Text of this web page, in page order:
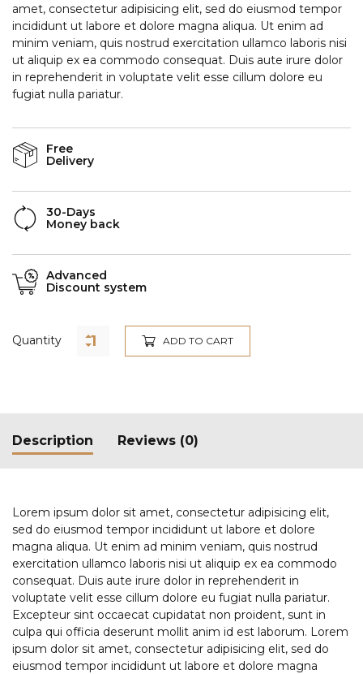
amet, consectetur adipisicing elit, sed do eiusmod tempor
incididunt ut labore et dolore magna aliqua. Ut enim ad
minim veniam, quis nostrud exercitation ullamco laboris nisi
ut aliquip ex ea commodo consequat. Duis aute irure dolor
in reprehenderit in voluptate velit esse cillum dolore eu
fugiat nulla pariatur.
Free
Delivery
30-Days
Money back
Advanced
Discount system
Quantity ADD TO CART
Description Reviews (0)
Lorem ipsum dolor sit amet, consectetur adipisicing elit,
sed do eiusmod tempor incididunt ut labore et dolore
magna aliqua. Ut enim ad minim veniam, quis nostrud
exercitation ullamco laboris nisi ut aliquip ex ea commodo
consequat. Duis aute irure dolor in reprehenderit in
voluptate velit esse cillum dolore eu fugiat nulla pariatur.
Excepteur sint occaecat cupidatat non proident, sunt in
culpa qui officia deserunt mollit anim id est laborum. Lorem
ipsum dolor sit amet, consectetur adipisicing elit, sed do
eiusmod tempor incididunt ut labore et dolore magna